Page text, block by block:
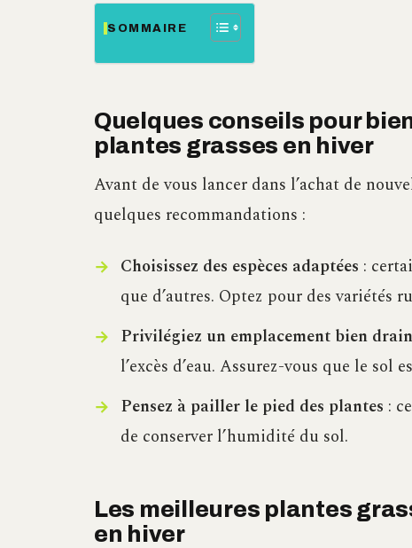
SOMMAIRE
Quelques conseils pour
plantes grasses en hiver
Avant de vous lancer dans l’achat de
quelques recommandations :
Choisissez des espèces adaptées :
que d’autres. Optez pour des variétés
Privilégiez un emplacement bien
l’excès d’eau. Assurez-vous que le
Pensez à pailler le pied des plantes :
de conserver l’humidité du sol.
Les meilleures plantes
en hiver